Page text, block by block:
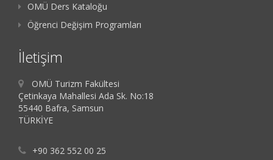
OMÜ Ders Kataloğu
Öğrenci Değişim Programları
İletişim
OMÜ Turizm Fakültesi
Çetinkaya Mahallesi Ada Sk. No:18
55440 Bafra, Samsun
TÜRKİYE
+90 362 552 00 25